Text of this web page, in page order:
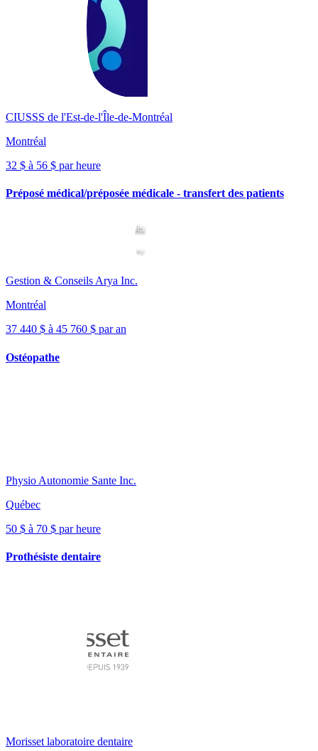
CIUSSS de l'Est-de-l'Île-de-Montréal
Montréal
32 $ à 56 $ par heure
Préposé médical/préposée médicale - transfert des patients
Gestion & Conseils Arya Inc.
Montréal
37 440 $ à 45 760 $ par an
Ostéopathe
Physio Autonomie Sante Inc.
Québec
50 $ à 70 $ par heure
Prothésiste dentaire
Morisset laboratoire dentaire